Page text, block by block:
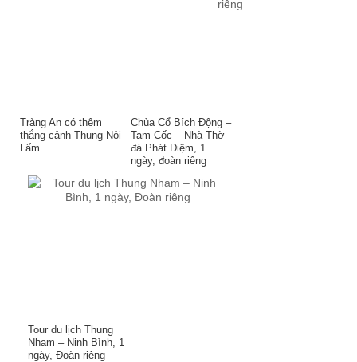
Tràng An có thêm
thắng cảnh Thung Nội
Lấm
Chùa Cổ Bích Động –
Tam Cốc – Nhà Thờ
đá Phát Diệm, 1
ngày, đoàn riêng
Tour du lịch Thung
Nham – Ninh Bình, 1
ngày, Đoàn riêng